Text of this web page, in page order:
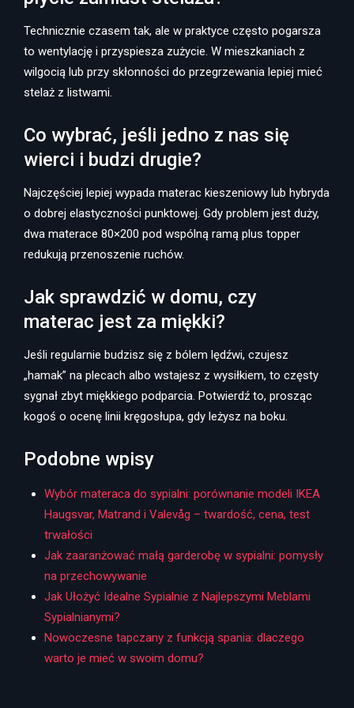
Technicznie czasem tak, ale w praktyce często pogarsza
to wentylację i przyspiesza zużycie. W mieszkaniach z
wilgocią lub przy skłonności do przegrzewania lepiej mieć
stelaż z listwami.
Co wybrać, jeśli jedno z nas się
wierci i budzi drugie?
Najczęściej lepiej wypada materac kieszeniowy lub hybryda
o dobrej elastyczności punktowej. Gdy problem jest duży,
dwa materace 80×200 pod wspólną ramą plus topper
redukują przenoszenie ruchów.
Jak sprawdzić w domu, czy
materac jest za miękki?
Jeśli regularnie budzisz się z bólem lędźwi, czujesz
„hamak” na plecach albo wstajesz z wysiłkiem, to częsty
sygnał zbyt miękkiego podparcia. Potwierdź to, prosząc
kogoś o ocenę linii kręgosłupa, gdy leżysz na boku.
Podobne wpisy
Wybór materaca do sypialni: porównanie modeli IKEA
Haugsvar, Matrand i Valevåg – twardość, cena, test
trwałości
Jak zaaranżować małą garderobę w sypialni: pomysły
na przechowywanie
Jak Ułożyć Idealne Sypialnie z Najlepszymi Meblami
Sypialnianymi?
Nowoczesne tapczany z funkcją spania: dlaczego
warto je mieć w swoim domu?